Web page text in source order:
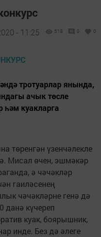
- 11:25 518 0 0
тротуарлар янында,
ачык төсле
һәм куакларга
төренгән үзенчәлекле
Мисал өчен, эшмәкәр
ә чәчәкләр
гаиләсенең
чәчәкләрне генә дә
данә күчереп
куак, боярышник,
инде. Без дә әлеге